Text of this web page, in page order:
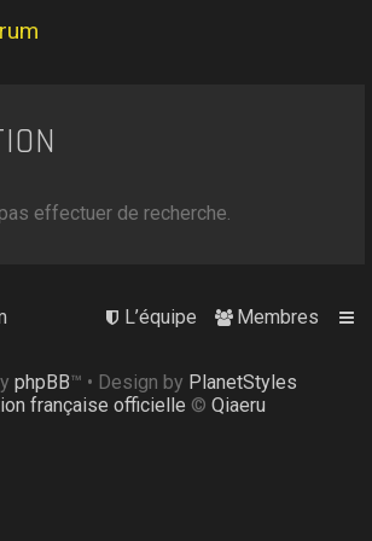
effectuer de recherche.
Membres
L’équipe
phpBB™ • Design by PlanetStyles
française officielle © Qiaeru